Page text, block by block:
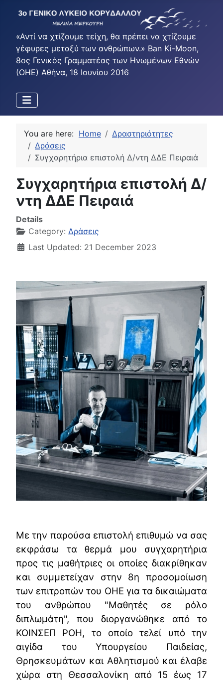
«Αντί να χτίζουμε τείχη, θα πρέπει να χτίζουμε
γέφυρες μεταξύ των ανθρώπων.» Ban Ki-Moon,
8ος Γενικός Γραμματέας των Ηνωμένων Εθνών
(ΟΗΕ) Αθήνα, 18 Ιουνίου 2016
You are here: Home
Δραστηριότητες
Δράσεις
Συγχαρητήρια επιστολή Δ/ντη ΔΔΕ Πειραιά
Συγχαρητήρια επιστολή Δ/
ντη ΔΔΕ Πειραιά
Details
Category: Δράσεις
Last Updated: 21 December 2023
Με την παρούσα επιστολή επιθυμώ να σας
εκφράσω τα θερμά μου συγχαρητήρια
προς τις μαθήτριες οι οποίες διακρίθηκαν
και συμμετείχαν στην 8η προσομοίωση
των επιτροπών του ΟΗΕ για τα δικαιώματα
του ανθρώπου "Μαθητές σε ρόλο
διπλωμάτη", που διοργανώθηκε από το
ΚΟΙΝΣΕΠ ΡΟΗ, το οποίο τελεί υπό την
αιγίδα του Υπουργείου Παιδείας,
Θρησκευμάτων και Αθλητισμού και έλαβε
χώρα στη Θεσσαλονίκη από 15 έως 17